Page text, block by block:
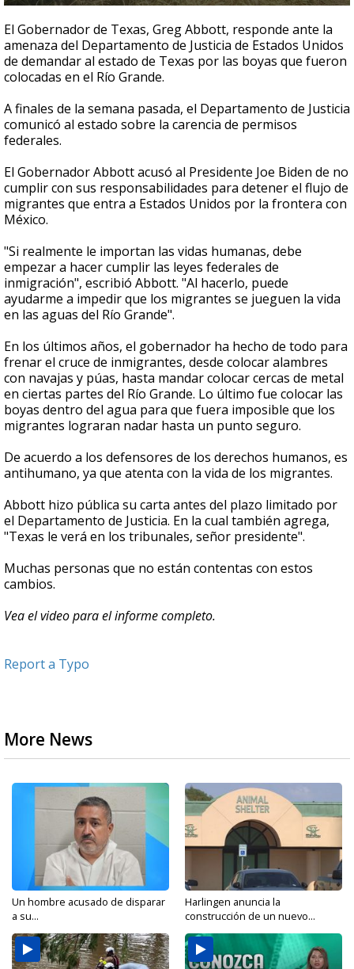
seconds
of
2
minutes,
22
El Gobernador de Texas, Greg Abbott, responde ante la
amenaza del Departamento de Justicia de Estados Unidos
de demandar al estado de Texas por las boyas que fueron
colocadas en el Río Grande.
A finales de la semana pasada, el Departamento de Justicia
comunicó al estado sobre la carencia de permisos
federales.
El Gobernador Abbott acusó al Presidente Joe Biden de no
cumplir con sus responsabilidades para detener el flujo de
migrantes que entra a Estados Unidos por la frontera con
México.
"Si realmente le importan las vidas humanas, debe
empezar a hacer cumplir las leyes federales de
inmigración", escribió Abbott. "Al hacerlo, puede
ayudarme a impedir que los migrantes se jueguen la vida
en las aguas del Río Grande".
En los últimos años, el gobernador ha hecho de todo para
frenar el cruce de inmigrantes, desde colocar alambres
con navajas y púas, hasta mandar colocar cercas de metal
en ciertas partes del Río Grande. Lo último fue colocar las
boyas dentro del agua para que fuera imposible que los
migrantes lograran nadar hasta un punto seguro.
De acuerdo a los defensores de los derechos humanos, es
antihumano, ya que atenta con la vida de los migrantes.
Abbott hizo pública su carta antes del plazo limitado por
el Departamento de Justicia. En la cual también agrega,
"Texas le verá en los tribunales, señor presidente".
Muchas personas que no están contentas con estos
cambios.
Vea el video para el informe completo.
Report a Typo
More News
Un hombre acusado de disparar
a su...
Harlingen anuncia la
construcción de un nuevo...